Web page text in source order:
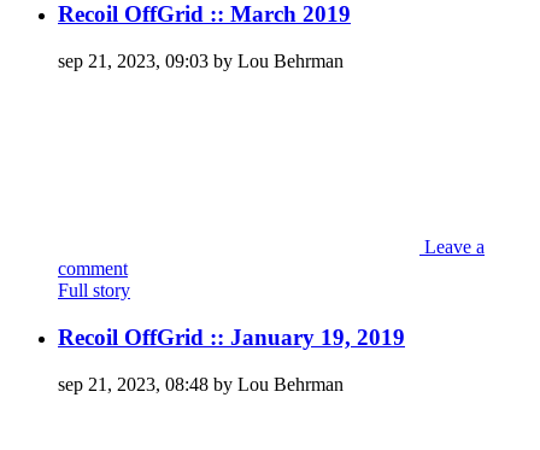
Recoil OffGrid :: March 2019
sep 21, 2023, 09:03 by Lou Behrman
Leave a
comment
Full story
Recoil OffGrid :: January 19, 2019
sep 21, 2023, 08:48 by Lou Behrman